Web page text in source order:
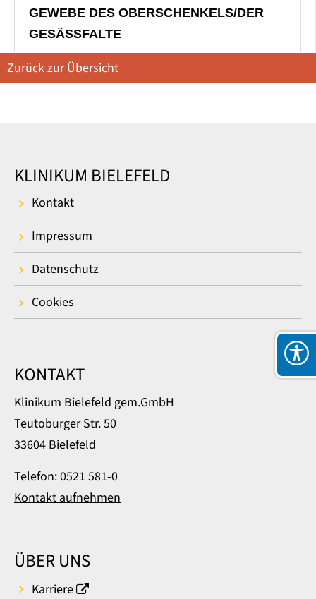
GEWEBE DES OBERSCHENKELS/DER
GESÄSSFALTE
Zurück zur Übersicht
KLINIKUM BIELEFELD
Kontakt
Impressum
Datenschutz
Cookies
KONTAKT
Klinikum Bielefeld gem.GmbH
Teutoburger Str. 50
33604 Bielefeld
Telefon: 0521 581-0
Kontakt aufnehmen
ÜBER UNS
Karriere